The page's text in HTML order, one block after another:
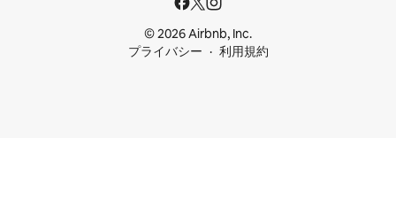
© 2026 Airbnb, Inc.
プライバシー
利用規約